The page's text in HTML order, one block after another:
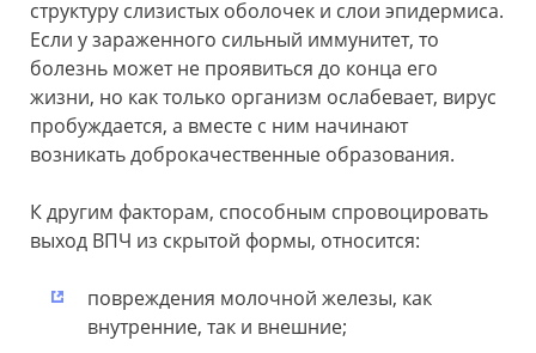
структуру слизистых оболочек и слои эпидермиса.
Если у зараженного сильный иммунитет, то
болезнь может не проявиться до конца его
жизни, но как только организм ослабевает, вирус
пробуждается, а вместе с ним начинают
возникать доброкачественные образования.
К другим факторам, способным спровоцировать
выход ВПЧ из скрытой формы, относится:
повреждения молочной железы, как
внутренние, так и внешние;